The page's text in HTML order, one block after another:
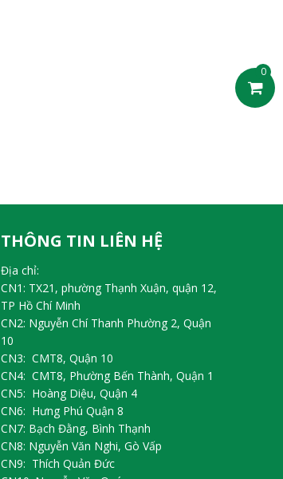
0
THÔNG TIN LIÊN HỆ
Địa chỉ:
CN1: TX21, phường Thạnh Xuận, quận 12,
TP Hồ Chí Minh
CN2: Nguyễn Chí Thanh Phường 2, Quận
10
CN3: CMT8, Quận 10
CN4: CMT8, Phường Bến Thành, Quận 1
CN5: Hoàng Diệu, Quận 4
CN6: Hưng Phú Quận 8
CN7: Bạch Đằng, Bình Thạnh
CN8: Nguyễn Văn Nghi, Gò Vấp
CN9: Thích Quản Đức